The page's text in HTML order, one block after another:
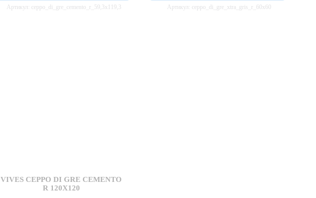
Артикул: ceppo_di_gre_cemento_r_59,3x119,3 Артикул: ceppo_di_gre_xtra_gris_r_60x60
VIVES CEPPO DI GRE CEMENTO
R 120X120